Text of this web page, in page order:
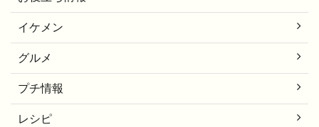
イケメン
グルメ
プチ情報
レシピ